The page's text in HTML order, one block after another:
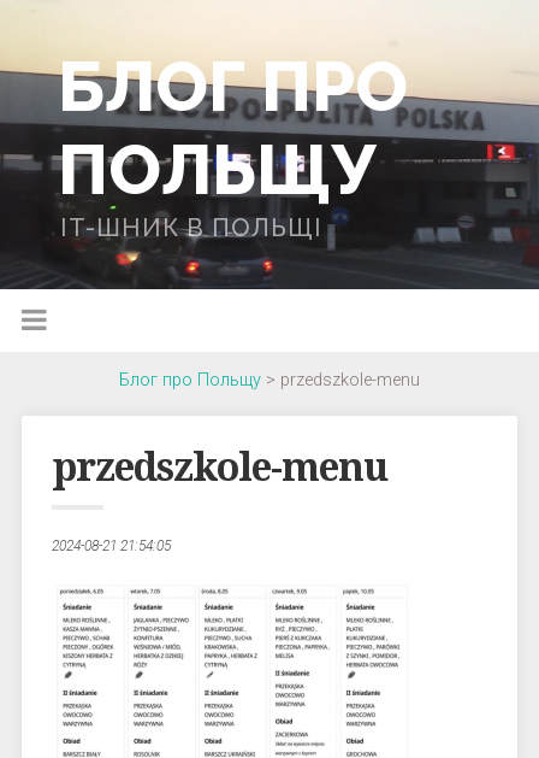
БЛОГ ПРО
ПОЛЬЩУ
IT-ШНИК В ПОЛЬЩІ
Блог про Польщу > przedszkole-menu
przedszkole-menu
2024-08-21 21:54:05